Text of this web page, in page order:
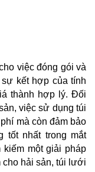
việc đóng gói và
kết hợp của tính
thành hợp lý. Đối
việc sử dụng túi
mà còn đảm bảo
tốt nhất trong mắt
kiếm một giải pháp
cho hải sản, túi lưới